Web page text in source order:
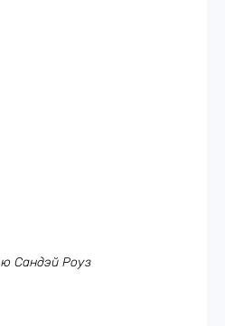
Сандэй Роуз